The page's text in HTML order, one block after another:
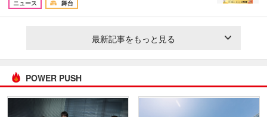
ニュース
舞台
最新記事をもっと見る
POWER PUSH